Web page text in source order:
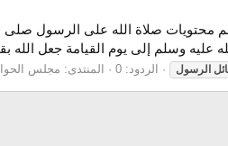
صلاة الله على الرسول صلى
وسلم إلى يوم القيامة جعل الله
الرسول الردود: 0 المنتدى: مجلس